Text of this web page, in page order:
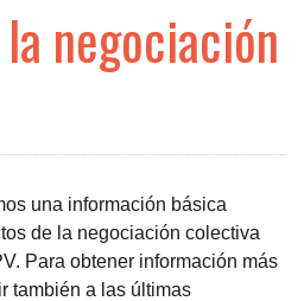
negociación
una información básica
de la negociación colectiva
Para obtener información más
también a las últimas